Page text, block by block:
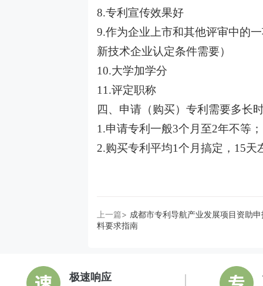
8.专利宣传效果好
9.作为企业上市和其他评审中的
新技术企业认定条件需要）
10.大学加学分
11.评定职称
四、申请（购买）专利需要多长
1.申请专利一般3个月至2年不等；
2.购买专利平均1个月搞定，15天
上一篇> 成都市专利导航产业发展项目资助
料要求指南
极速响应